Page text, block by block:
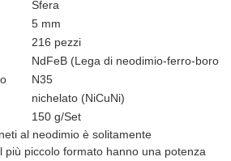
Sfera
5 mm
216 pezzi
NdFeB (Lega di neodimio-ferro-boro)
N35
nichelato (NiCuNi)
150 g/Set
al neodimio è solitamente
più piccolo formato hanno una potenza